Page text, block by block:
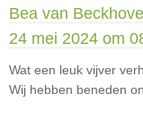
Bea van
24 mei 2024 om
Wat een leuk vijver
Wij hebben beneden